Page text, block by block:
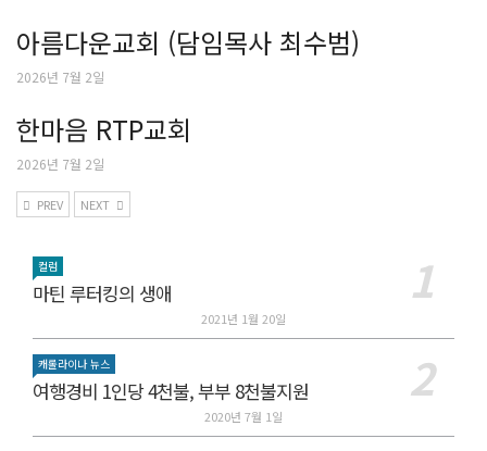
아름다운교회 (담임목사 최수범)
2026년 7월 2일
한마음 RTP교회
2026년 7월 2일
PREV NEXT
컬럼
마틴 루터킹의 생애
2021년 1월 20일
캐롤라이나 뉴스
여행경비 1인당 4천불, 부부 8천불지원
2020년 7월 1일